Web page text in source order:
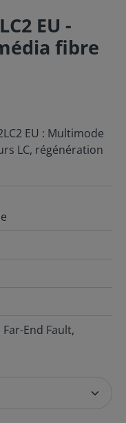
EU -
fibre
EU : Multimode
LC, régénération
End Fault,